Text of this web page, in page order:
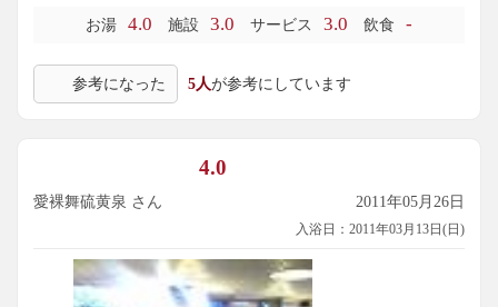
湯船は内湯、水風呂、露天風呂という構成。小浜温泉は源泉
が、湯口からはほんのり硫化水素臭のする程よく塩辛いツル
スベ感のある良いお湯が注がれていて、湯口には塩化物を含
利用客が多かった割には湯の個性が残っていて、元々は濃い
お湯だと思われます。
麗に見えると思うのですが、観光客の往来もかなり多い場所
なので、ブラックフィルムできちんとガードされているとは
お湯 4.0 施設 3.0 サービス 3.0 飲食 -
参考になった 5人が参考にしています
4.0
愛裸舞硫黄泉 さん 2011年05月26日
入浴日：2011年03月13日(日)